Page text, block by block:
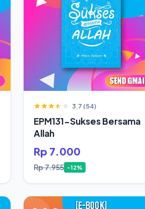
3.7 (54)
EPM131-Sukses Bersama
Allah
Rp 7.000
Rp 7.955 -12%